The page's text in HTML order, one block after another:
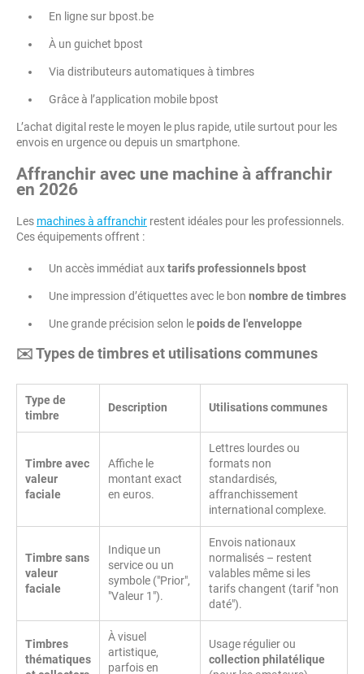
En ligne sur bpost.be
À un guichet bpost
Via distributeurs automatiques à timbres
Grâce à l’application mobile bpost
L’achat digital reste le moyen le plus rapide, utile surtout pour les
envois en urgence ou depuis un smartphone.
Affranchir avec une machine à affranchir
en 2026
Les machines à affranchir restent idéales pour les professionnels.
Ces équipements offrent :
Un accès immédiat auxtarifs professionnels bpost
Une impression d’étiquettes avec le bon nombre de timbres
Une grande précision selon lepoids de l'enveloppe
✉️ Types de timbres et utilisations communes
Type de
timbre
Description Utilisations communes
Timbre avec
valeur
faciale
Affiche le
montant exact
en euros.
Lettres lourdes ou
formats non
standardisés,
affranchissement
international complexe.
Timbre sans
valeur
faciale
Indique un
service ou un
symbole ("Prior",
"Valeur 1").
Envois nationaux
normalisés – restent
valables même si les
tarifs changent (tarif "non
daté").
Timbres
thématiques
À visuel
artistique,
parfois en
Usage régulier ou
collection philatélique